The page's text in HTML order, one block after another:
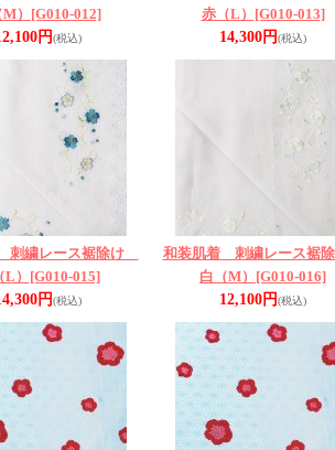
） [G010-012]
円(税込)
赤（L） [G010-013]
14,300円(税込)
刺繍レース裾除け
） [G010-015]
円(税込)
和装肌着 刺繍レース裾
白（M） [G010-016]
12,100円(税込)